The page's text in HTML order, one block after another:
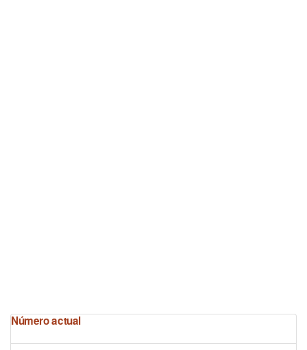
Número actual